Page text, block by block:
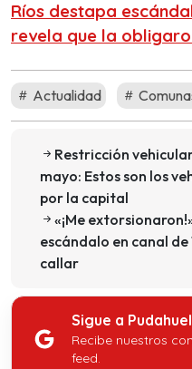
Ríos destapa
revela que la
Actualidad
Restricción
mayo: Estos son los
por la capital
«¡Me
escándalo en canal
callar
Sigue a
Recibe nuestros
feed.